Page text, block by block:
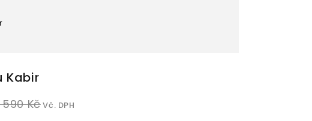
Kabir
590 KčVč. DPH